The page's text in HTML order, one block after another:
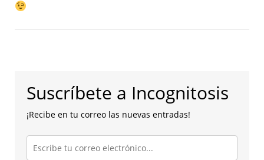
Suscríbete a Incognitosis
¡Recibe en tu correo las nuevas entradas!
Escribe
tu